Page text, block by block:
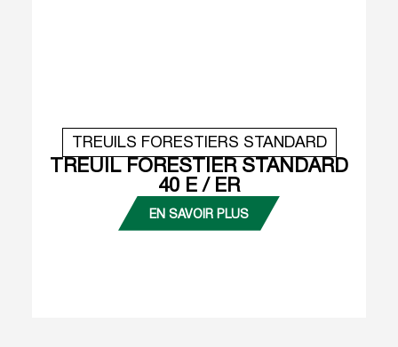
TREUILS FORESTIERS STANDARD
TREUIL FORESTIER STANDARD
40 E / ER
EN SAVOIR PLUS